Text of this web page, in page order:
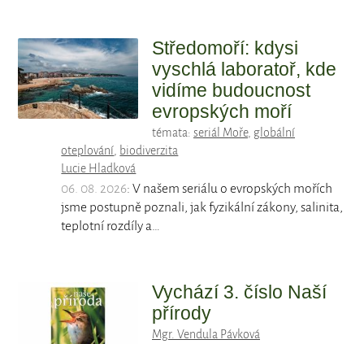
Středomoří: kdysi
vyschlá laboratoř, kde
vidíme budoucnost
evropských moří
témata: seriál Moře, globální
oteplování, biodiverzita
Lucie Hladková
06. 08. 2026: V našem seriálu o evropských mořích
jsme postupně poznali, jak fyzikální zákony, salinita,
teplotní rozdíly a…
Vychází 3. číslo Naší
přírody
Mgr. Vendula Pávková